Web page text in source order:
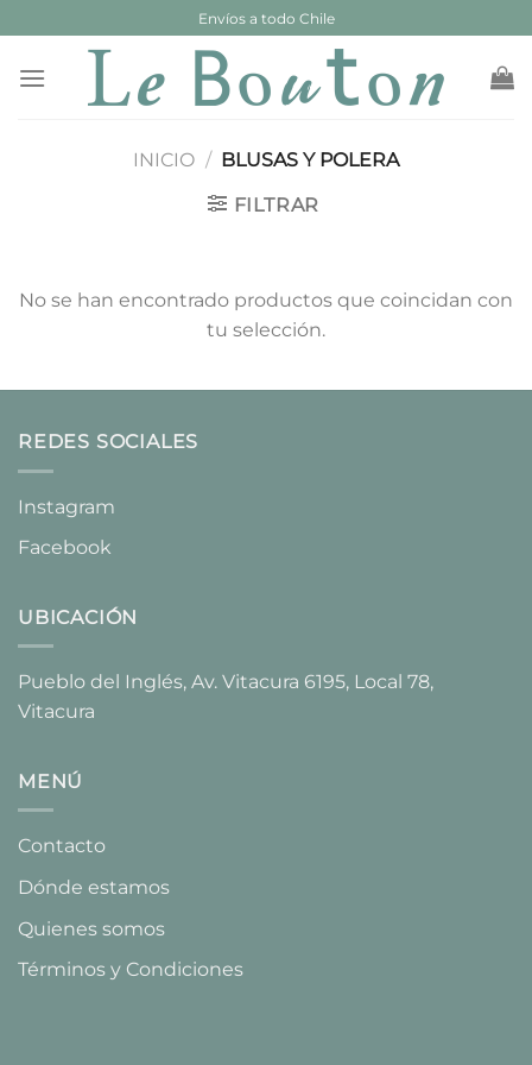
al
contenido
Envíos a todo Chile
INICIO / BLUSAS Y POLERA
FILTRAR
No se han encontrado productos que coincidan con
tu selección.
REDES SOCIALES
Instagram
Facebook
UBICACIÓN
Pueblo del Inglés, Av. Vitacura 6195, Local 78,
Vitacura​
MENÚ
Contacto
Dónde estamos
Quienes somos
Términos y Condiciones